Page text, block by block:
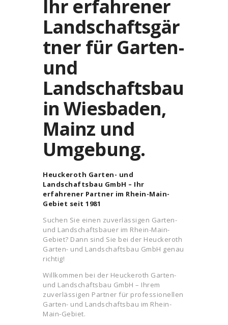
a
v
Ihr erfahrener
Landschaftsgär
tner für Garten-
und
Landschaftsbau
in Wiesbaden,
Mainz und
Umgebung.
Heuckeroth Garten- und
Landschaftsbau GmbH – Ihr
erfahrener Partner im Rhein-Main-
Gebiet seit 1981
Suchen Sie einen zuverlässigen Garten-
und Landschaftsbauer im Rhein-Main-
Gebiet? Dann sind Sie bei der Heuckeroth
Garten- und Landschaftsbau GmbH genau
richtig!
Willkommen bei der Heuckeroth Garten-
und Landschaftsbau GmbH – Ihrem
zuverlässigen Partner für professionellen
Garten- und Landschaftsbau im Rhein-
Main-Gebiet.